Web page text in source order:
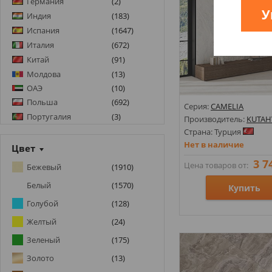
ARIANA CERAMICA
ARIOSTEA
ARKLAM
ASCOT
ATLAS CONCORDE
ATRIUM
AZULINDUS&MARTI
AZUVI(18
BALDOCER
BELMAR CERAMICAS
BENISON
Индия
(183)
Испания
(1647)
Италия
(672)
Китай
(91)
Молдова
(13)
ОАЭ
(10)
Польша
(692)
Португалия
(3)
Турция
(
Цвет
Бежевый (1910)
Белый
(1570)
Голубой
(128)
Желтый
(24)
Зеленый
(175)
Золото
(13)
Серия: CAMELIA
Производитель:
Страна: Турция
Нет в наличие
Цена товаров от: 3
Купить
Стили: Под мрамор;
Цвета: